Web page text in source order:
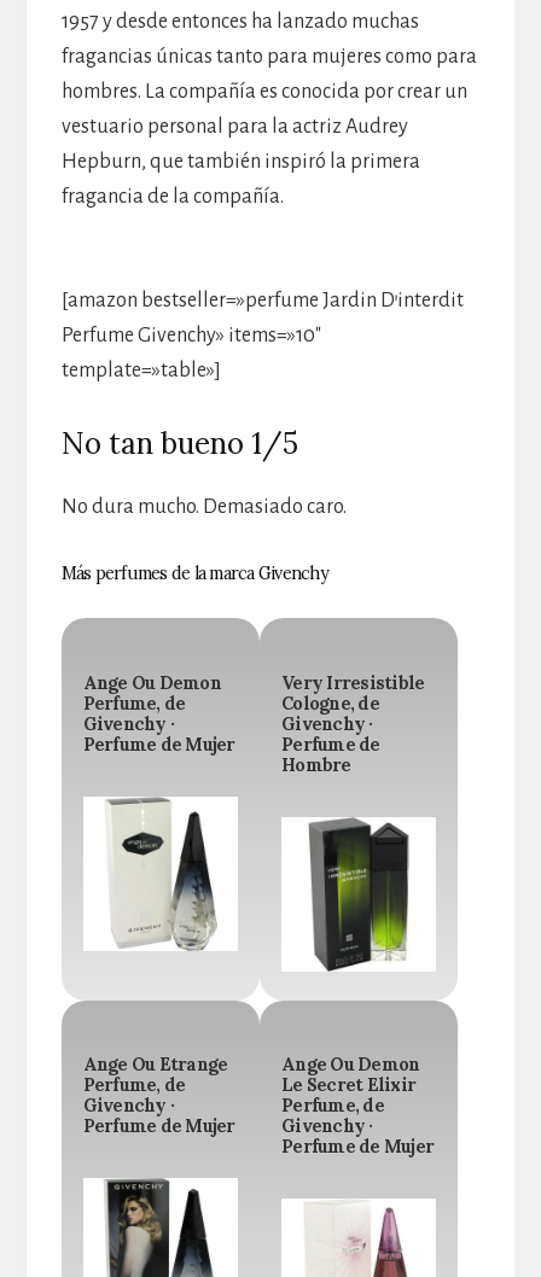
1957 y desde entonces ha lanzado muchas
fragancias únicas tanto para mujeres como para
hombres. La compañía es conocida por crear un
vestuario personal para la actriz Audrey
Hepburn, que también inspiró la primera
fragancia de la compañía.
[amazon bestseller=»perfume Jardin D’interdit
Perfume Givenchy» items=»10″
template=»table»]
No tan bueno 1/5
No dura mucho. Demasiado caro.
Más perfumes de la marca Givenchy
Ange Ou Demon
Perfume, de
Givenchy ·
Perfume de Mujer
Very Irresistible
Cologne, de
Givenchy ·
Perfume de
Hombre
Ange Ou Etrange
Perfume, de
Givenchy ·
Perfume de Mujer
Ange Ou Demon
Le Secret Elixir
Perfume, de
Givenchy ·
Perfume de Mujer